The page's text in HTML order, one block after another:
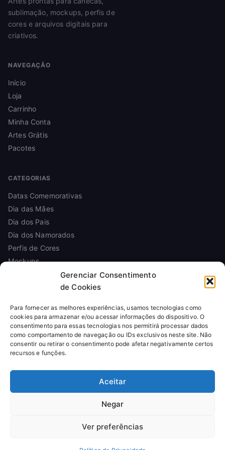
Gerenciar Consentimento
de Cookies
Para fornecer as melhores experiências, usamos tecnologias como
cookies para armazenar e/ou acessar informações do dispositivo. O
consentimento para essas tecnologias nos permitirá processar dados
como comportamento de navegação ou IDs exclusivos neste site. Não
consentir ou retirar o consentimento pode afetar negativamente certos
recursos e funções.
Aceitar
Negar
Ver preferências
sublimação, mockups, perfis de
cores e arquivos digitais para
criativos.
NAVEGAÇÃO
Início
Loja
Carrinho
Minha Conta
Artes Grátis
Pacotes
CATEGORIAS
Datas Comemorativas
Dia das Mães
Dia dos Pais
Dia dos Namorados
Perfis de Cores
Mockups
Sobre
Contato
Política de Privacidade
Política de Cookies
Licença de Uso
Arte Para Canecas. Todos os direitos reservados.